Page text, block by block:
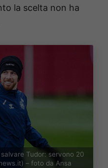
la scelta non ha
Tudor: servono 20
– foto da Ansa